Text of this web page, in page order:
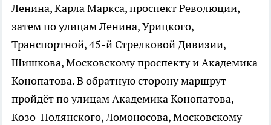
Ленина, Карла Маркса, проспект Революции,
затем по улицам Ленина, Урицкого,
Транспортной, 45-й Стрелковой Дивизии,
Шишкова, Московскому проспекту и Академика
Конопатова. В обратную сторону маршрут
пройдёт по улицам Академика Конопатова,
Козо-Полянского, Ломоносова, Московскому